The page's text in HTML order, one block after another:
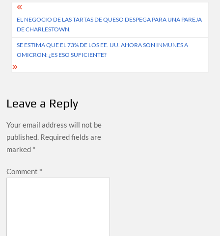
Post
navigation
EL NEGOCIO DE LAS TARTAS DE QUESO DESPEGA PARA UNA PAREJA
DE CHARLESTOWN.
SE ESTIMA QUE EL 73% DE LOS EE. UU. AHORA SON INMUNES A
OMICRON: ¿ES ESO SUFICIENTE?
Leave a Reply
Your email address will not be
published. Required fields are
marked *
Comment *